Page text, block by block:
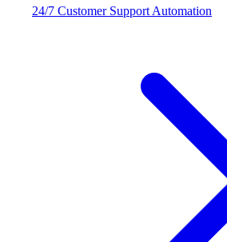
24/7 Customer Support Automation